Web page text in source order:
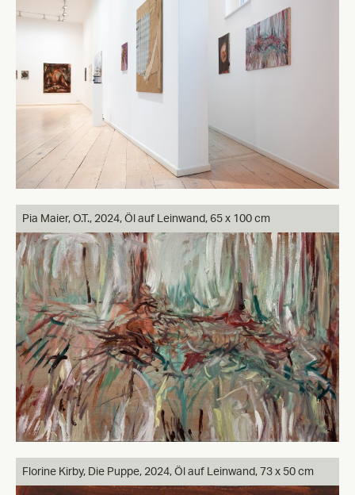
Pia Maier, O.T., 2024, Öl auf Leinwand, 65 x 100 cm
Florine Kirby, Die Puppe, 2024, Öl auf Leinwand, 73 x 50 cm